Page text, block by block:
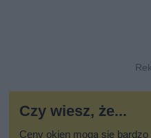
Czy wiesz, że...
Ceny okien mogą się